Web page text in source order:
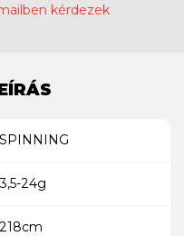
kérdezek
SPINNING
3,5-24g
218cm